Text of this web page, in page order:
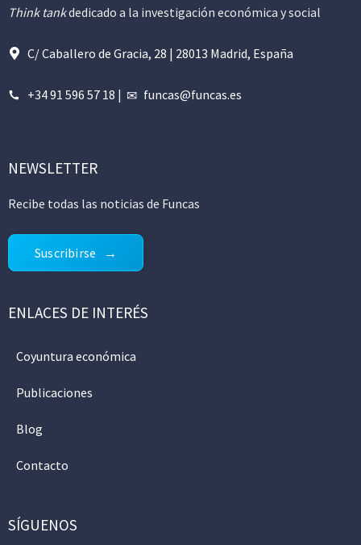
Think tankdedicado a la investigación económica y social
C/ Caballero de Gracia, 28 | 28013 Madrid, España
+34 91 596 57 18 | funcas@funcas.es
NEWSLETTER
Recibe todas las noticias de Funcas
Suscribirse
ENLACES DE INTERÉS
Coyuntura económica
Publicaciones
Blog
Contacto
SÍGUENOS